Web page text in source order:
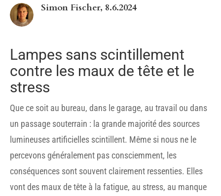
Simon Fischer, 8.6.2024
Lampes sans scintillement
contre les maux de tête et le
stress
Que ce soit au bureau, dans le garage, au travail ou dans
un passage souterrain : la grande majorité des sources
lumineuses artificielles scintillent. Même si nous ne le
percevons généralement pas consciemment, les
conséquences sont souvent clairement ressenties. Elles
vont des maux de tête à la fatigue, au stress, au manque